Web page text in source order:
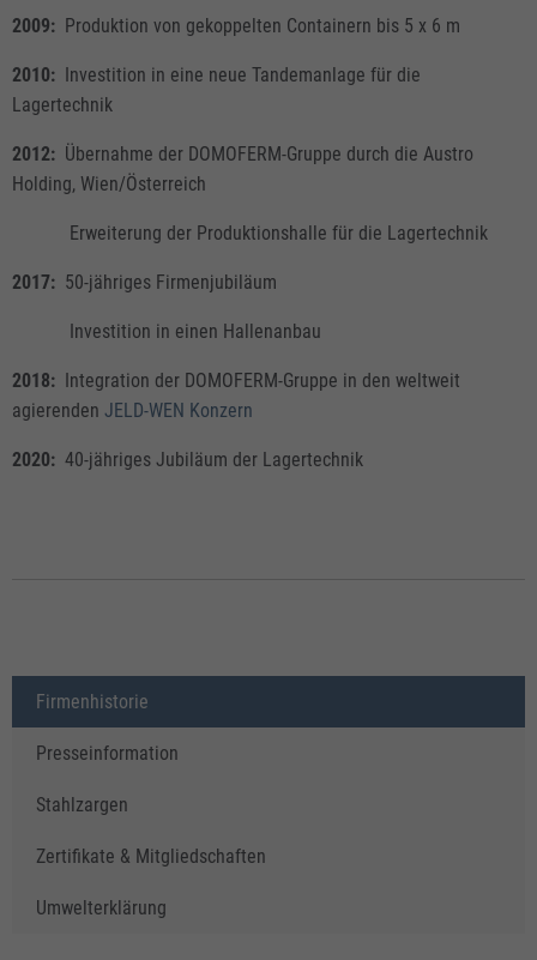
2009: Produktion von gekoppelten Containern bis 5 x 6 m
2010: Investition in eine neue Tandemanlage für die
Lagertechnik
2012: Übernahme der DOMOFERM-Gruppe durch die Austro
Holding, Wien/Österreich
Erweiterung der Produktionshalle für die Lagertechnik
2017: 50-jähriges Firmenjubiläum
Investition in einen Hallenanbau
2018: Integration der DOMOFERM-Gruppe in den weltweit
agierenden JELD-WEN Konzern
2020: 40-jähriges Jubiläum der Lagertechnik
Firmenhistorie
Presseinformation
Stahlzargen
Zertifikate & Mitgliedschaften
Umwelterklärung